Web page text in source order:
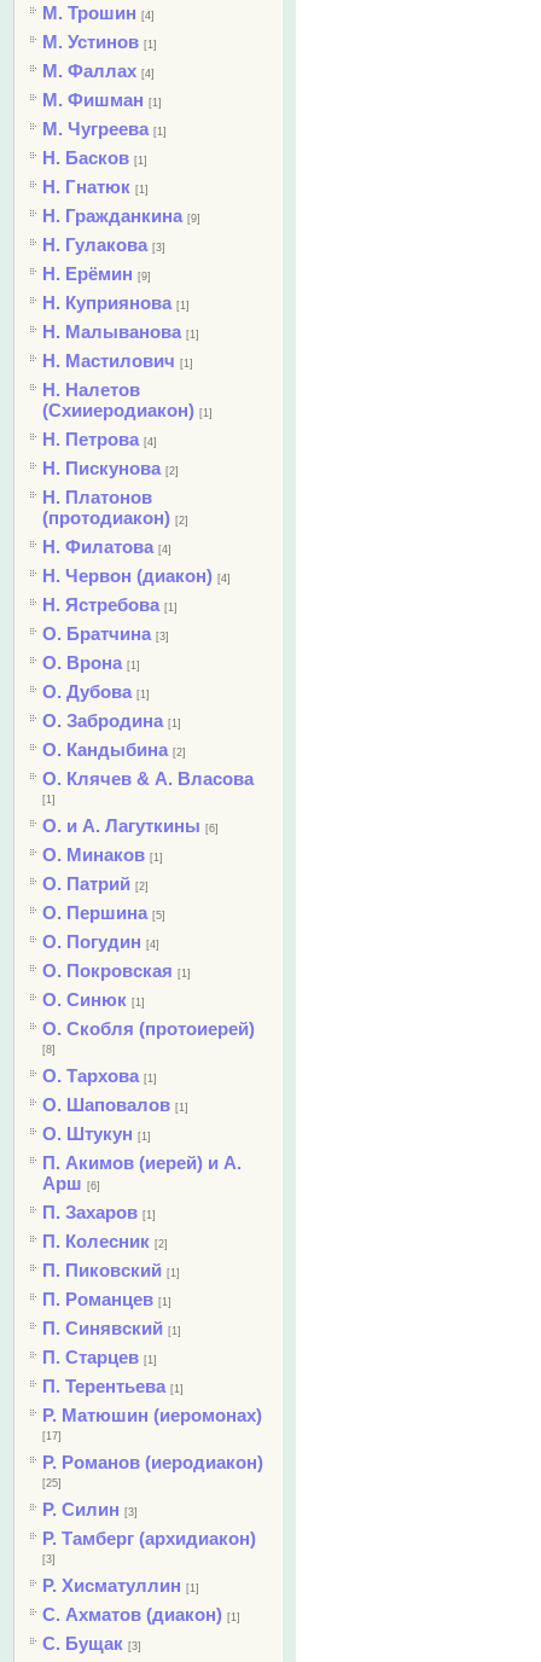
М. Трошин [4]
М. Устинов [1]
М. Фаллах [4]
М. Фишман [1]
М. Чугреева [1]
Н. Басков [1]
Н. Гнатюк [1]
Н. Гражданкина [9]
Н. Гулакова [3]
Н. Ерёмин [9]
Н. Куприянова [1]
Н. Малыванова [1]
Н. Мастилович [1]
Н. Налетов
(Схииеродиакон) [1]
Н. Петрова [4]
Н. Пискунова [2]
Н. Платонов
(протодиакон) [2]
Н. Филатова [4]
Н. Червон (диакон) [4]
Н. Ястребова [1]
О. Братчина [3]
О. Врона [1]
О. Дубова [1]
О. Забродина [1]
О. Кандыбина [2]
О. Клячев & А. Власова
[1]
О. и А. Лагуткины [6]
О. Минаков [1]
О. Патрий [2]
О. Першина [5]
О. Погудин [4]
О. Покровская [1]
О. Синюк [1]
О. Скобля (протоиерей)
[8]
О. Тархова [1]
О. Шаповалов [1]
О. Штукун [1]
П. Акимов (иерей) и А.
Арш [6]
П. Захаров [1]
П. Колесник [2]
П. Пиковский [1]
П. Романцев [1]
П. Синявский [1]
П. Старцев [1]
П. Терентьева [1]
Р. Матюшин (иеромонах)
[17]
Р. Романов (иеродиакон)
[25]
Р. Силин [3]
Р. Тамберг (архидиакон)
[3]
Р. Хисматуллин [1]
С. Ахматов (диакон) [1]
С. Бущак [3]